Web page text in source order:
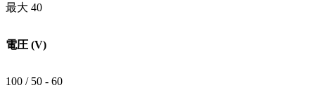
最大 40
電圧 (V)
100 / 50 - 60